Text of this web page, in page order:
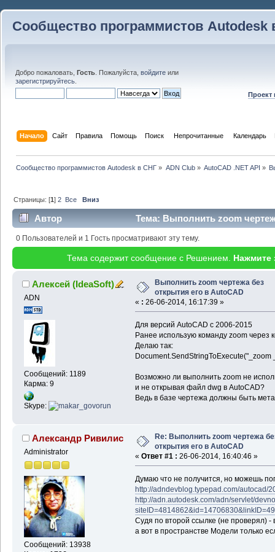
Сообщество программистов Autodesk
Добро пожаловать, Гость . Пожалуйста, войдите или
зарегистрируйтесь
Проект
Начало Сайт Правила Помощь Поиск Непрочитанные Календарь
Сообщество программистов Autodesk в СНГ » ADN Club» AutoCAD .NET API »
Страницы: [1]2 Все Вниз
Автор
Тема: Выполнить zoom
(Прочитано 46736 раз)
0 Пользователей и 1 Гость просматривают эту тему.
Тема содержит сообщение с Решением. Нажмите
Алексей (IdeaSoft)
ADN
Сообщений: 1189
Карма: 9
Skype:
Выполнить zoom чертежа без
открытия его в AutoCAD
« : 26-06-2014, 16:17:39 »
Для версий AutoCAD c 2006-2015
Ранее использую команду zoom через
Делаю так:
Document.SendStringToExecute("_zoom
Возможно ли выполнить zoom не
и не открывая файл dwg в AutoCAD?
Ведь в базе чертежа должны быть
Александр Ривилис
Administrator
Сообщений: 13938
Re: Выполнить zoom чертежа
открытия его в AutoCAD
« Ответ #1 : 26-06-2014, 16:40:46 »
Думаю что не получится, но можешь
http://adndevblog.typepad.com/autocad/
http://adn.autodesk.com/adn/servlet/
Судя по второй ссылке (не проверял) -
а вот в пространстве Модели только